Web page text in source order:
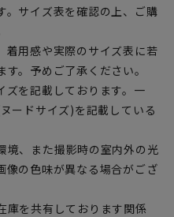
サイズ表を確認の上、ご購
用感や実際のサイズ表に若
。予めご了承ください。
を記載しております。一
ードサイズ)を記載している
、また撮影時の室内外の光
像の色味が異なる場合がござ
を共有しております関係